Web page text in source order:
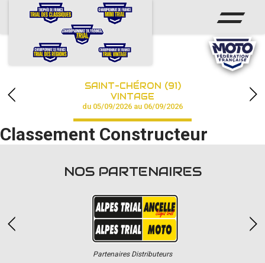
ACCUEIL
CALENDRIER
CHAMPIONNAT
RÉSULTATS
PHOTOS / VIDÉOS
PARTENAIRES
SAINT-CHÉRON (91)
VINTAGE
du 05/09/2026 au 06/09/2026
Classement Constructeur
NOS PARTENAIRES
Partenaires Distributeurs